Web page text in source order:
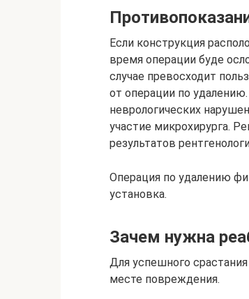
Если конструкция
время операции буде
случае превосходит
от операции по
неврологических
участие микрохирурга.
результатов
Операция по удалению
установка.
Зачем нужна
Для успешного
месте повреждения.